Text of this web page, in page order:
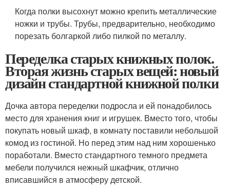
Когда полки высохнут можно крепить металлические
ножки и трубы. Трубы, предварительно, необходимо
порезать болгаркой либо пилкой по металлу.
Переделка старых книжных полок.
Вторая жизнь старых вещей: новый
дизайн стандартной книжной полки
Дочка автора переделки подросла и ей понадобилось
место для хранения книг и игрушек. Вместо того, чтобы
покупать новый шкаф, в комнату поставили небольшой
комод из гостиной. Но перед этим над ним хорошенько
поработали. Вместо стандартного темного предмета
мебели получился нежный шкафчик, отлично
вписавшийся в атмосферу детской.